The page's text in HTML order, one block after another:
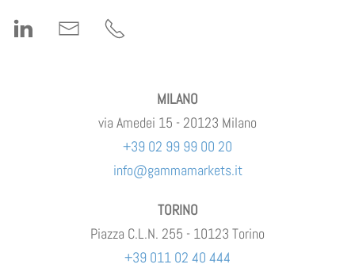
MILANO
via Amedei 15 - 20123 Milano
+39 02 99 99 00 20
info@gammamarkets.it
TORINO
Piazza C.L.N. 255 - 10123 Torino
+39 011 02 40 444